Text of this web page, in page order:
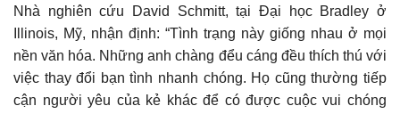
Nhà nghiên cứu David Schmitt, tại Đại học Bradley ở
Illinois, Mỹ, nhận định: “Tình trạng này giống nhau ở mọi
nền văn hóa. Những anh chàng đểu cáng đều thích thú với
việc thay đổi bạn tình nhanh chóng. Họ cũng thường tiếp
cận người yêu của kẻ khác để có được cuộc vui chóng